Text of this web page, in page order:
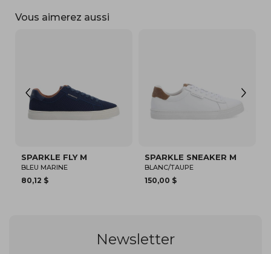
Vous aimerez aussi
SPARKLE FLY M
BLEU MARINE
80,12 $
SPARKLE SNEAKER M
BLANC/TAUPE
150,00 $
Newsletter